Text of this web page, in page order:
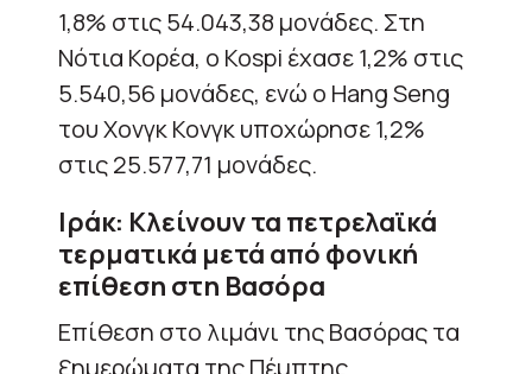
1,8% στις 54.043,38 μονάδες. Στη
Νότια Κορέα, ο Kospi έχασε 1,2% στις
5.540,56 μονάδες, ενώ ο Hang Seng
του Χονγκ Κονγκ υποχώρησε 1,2%
στις 25.577,71 μονάδες.
Ιράκ: Κλείνουν τα πετρελαϊκά
τερματικά μετά από φονική
επίθεση στη Βασόρα
Επίθεση στο λιμάνι της Βασόρας τα
ξημερώματα της Πέμπτης